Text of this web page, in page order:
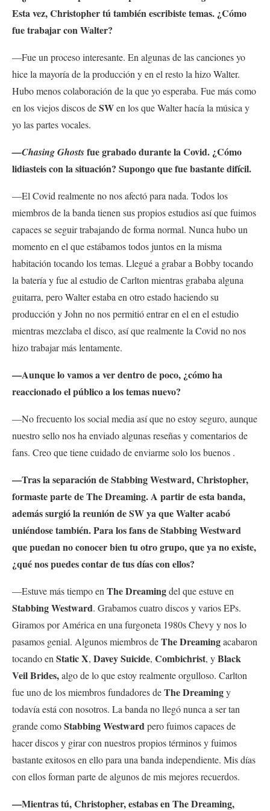
Esta vez, Christopher tú también escribiste temas. ¿Cómo
fue trabajar con Walter?
—Fue un proceso interesante. En algunas de las canciones yo
hice la mayoría de la producción y en el resto la hizo Walter.
Hubo menos colaboración de la que yo esperaba. Fue más como
en los viejos discos deSWen los que Walter hacía la música y
yo las partes vocales.
—Chasing Ghostsfue grabado durante la Covid. ¿Cómo
lidiasteis con la situación? Supongo que fue bastante difícil.
—El Covid realmente no nos afectó para nada. Todos los
miembros de la banda tienen sus propios estudios así que fuimos
capaces se seguir trabajando de forma normal. Nunca hubo un
momento en el que estábamos todos juntos en la misma
habitación tocando los temas. Llegué a grabar a Bobby tocando
la batería y fue al estudio de Carlton mientras grababa alguna
guitarra, pero Walter estaba en otro estado haciendo su
producción y John no nos permitió entrar en el en el estudio
mientras mezclaba el disco, así que realmente la Covid no nos
hizo trabajar más lentamente.
—Aunque lo vamos a ver dentro de poco, ¿cómo ha
reaccionado el público a los temas nuevo?
—No frecuento los social media así que no estoy seguro, aunque
nuestro sello nos ha enviado algunas reseñas y comentarios de
fans. Creo que tiene cuidado de enviarme solo los buenos .
—Tras la separación de Stabbing Westward, Christopher,
formaste parte de The Dreaming. A partir de esta banda,
además surgió la reunión de SW ya que Walter acabó
uniéndose también. Para los fans de Stabbing Westward
que puedan no conocer bien tu otro grupo, que ya no existe,
¿qué nos puedes contar de tus días con ellos?
—Estuve más tiempo en The Dreamingdel que estuve en
Stabbing Westward. Grabamos cuatro discos y varios EPs.
Giramos por América en una furgoneta 1980s Chevy y nos lo
pasamos genial. Algunos miembros deThe Dreamingacabaron
tocando en Static X, Davey Suicide, Combichrist, yBlack
Veil Brides,algo de lo que estoy realmente orgulloso. Carlton
fue uno de los miembros fundadores deThe Dreamingy
todavía está con nosotros. La banda no llegó nunca a ser tan
grande comoStabbing Westward pero fuimos capaces de
hacer discos y girar con nuestros propios términos y fuimos
bastante exitosos en ello para una banda independiente. Mis días
con ellos forman parte de algunos de mis mejores recuerdos.
—Mientras tú, Christopher, estabas en The Dreaming,